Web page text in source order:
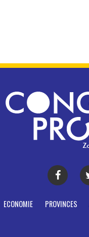
ECONOMIE PROVINCES